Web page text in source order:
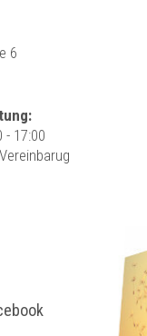
6
- 17:00